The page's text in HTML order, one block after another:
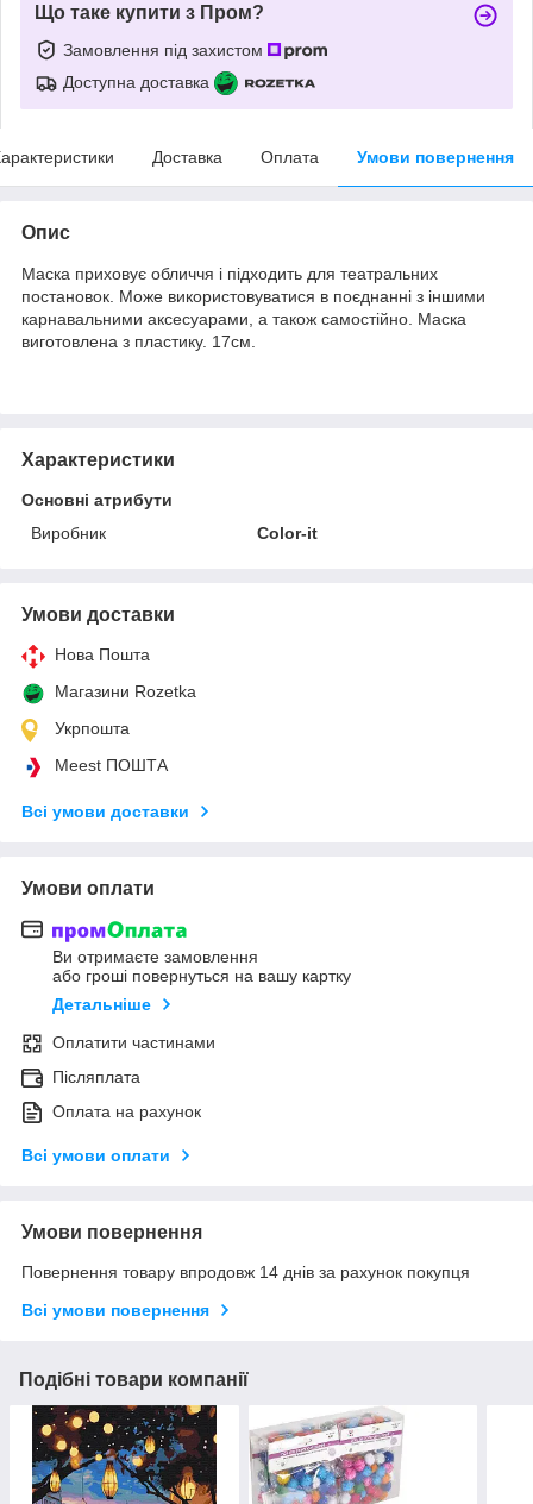
Що таке купити з Пром?
Замовлення під захистом
Доступна доставка
Доставка Оплата Умови повернення
Опис
Маска приховує обличчя і підходить для театральних
постановок. Може використовуватися в поєднанні з іншими
карнавальними аксесуарами, а також самостійно. Маска
виготовлена з пластику. 17см.
Характеристики
Основні атрибути
Виробник
Color-it
Умови доставки
Нова Пошта
Магазини Rozetka
Укрпошта
Meest ПОШТА
Всі умови доставки
Умови оплати
Ви отримаєте замовлення
або гроші повернуться на вашу картку
Детальніше
Оплатити частинами
Післяплата
Оплата на рахунок
Всі умови оплати
Умови повернення
Повернення товару впродовж 14 днів за рахунок покупця
Всі умови повернення
Подібні товари компанії